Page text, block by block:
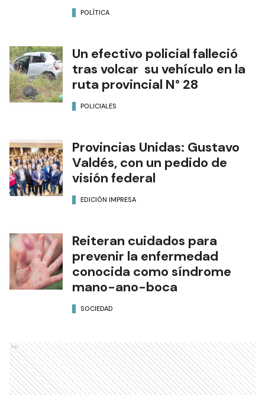
POLÍTICA
Un efectivo policial falleció
tras volcar su vehículo en la
ruta provincial N° 28
POLICIALES
Provincias Unidas: Gustavo
Valdés, con un pedido de
visión federal
EDICIÓN IMPRESA
Reiteran cuidados para
prevenir la enfermedad
conocida como síndrome
mano-ano-boca
SOCIEDAD
Ads